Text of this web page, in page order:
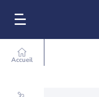
Accueil